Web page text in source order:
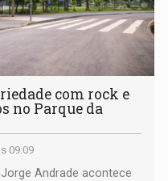
com rock e
no Parque da
09:09
Andrade acontece